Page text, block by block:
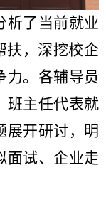
析了当前就业
扶，深挖校企
力。各辅导员
班主任代表就
展开研讨，明
面试、企业走